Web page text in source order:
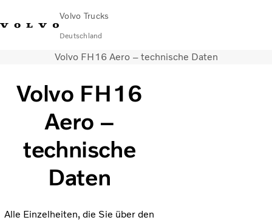
Volvo Trucks
Deutschland
Kontakt EinloggenLkw-KonfiguratorDeutschland
Transportlösungen
Händler & Werkstätten
Technisches
Volvo FH16 Aero – technische Daten
Volvo FH16
Aero –
technische
Daten
Alle Einzelheiten, die Sie über den